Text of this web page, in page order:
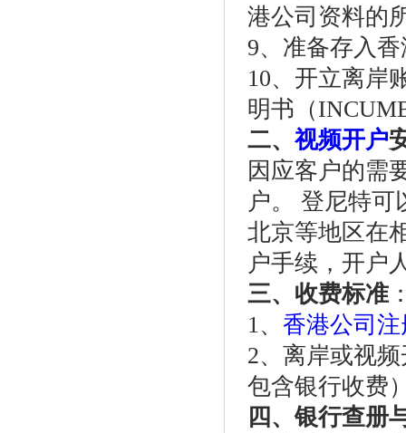
港公司资料的
9、准备存入
10、开立离岸
明书（
二、 视频开户
因应客户的需
户。 登尼特
北京等地区在
户手续，开户
三、收费标准
1、 香港公司注
2、离岸或视
包含银行收费
四、银行查册